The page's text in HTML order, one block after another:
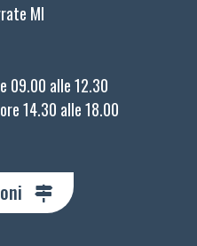
MI
09.00 alle 12.30
14.30 alle 18.00